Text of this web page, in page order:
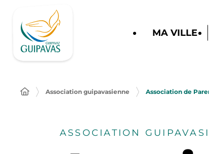
MA VILLE
Association guipavasienne Association de
ASSOCIATION